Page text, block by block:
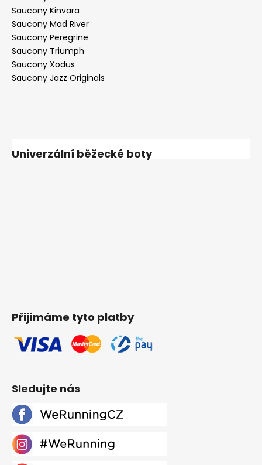
Saucony Kinvara
Saucony Mad River
Saucony Peregrine
Saucony Triumph
Saucony Xodus
Saucony Jazz Originals
Univerzální běžecké boty
Přijímáme tyto platby
Sledujte nás